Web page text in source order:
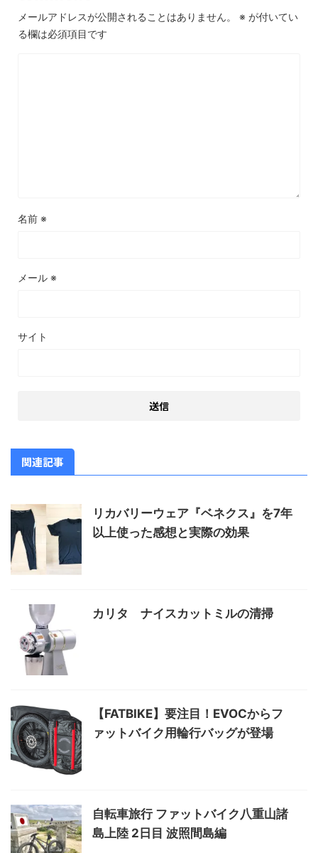
メールアドレスが公開されることはありません。 ※ が付いてい
る欄は必須項目です
名前 ※
メール ※
サイト
関連記事
リカバリーウェア『ベネクス』を7年
以上使った感想と実際の効果
カリタ ナイスカットミルの清掃
【FATBIKE】要注目！EVOCからフ
ァットバイク用輪行バッグが登場
自転車旅行 ファットバイク八重山諸
島上陸 2日目 波照間島編